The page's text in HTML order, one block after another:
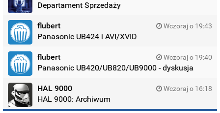
Departament Sprzedaży
flubert Wczoraj o 19:43
Panasonic UB424 i AVI/XVID
flubert Wczoraj o 19:40
Panasonic UB420/UB820/UB9000 - dyskusja
HAL 9000 Wczoraj o 16:18
HAL 9000: Archiwum